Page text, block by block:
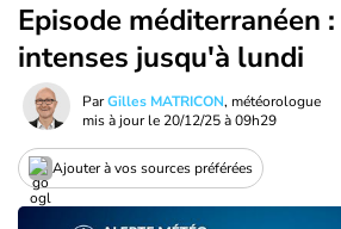
Episode méditerranéen
intenses jusqu'à lundi
ParGilles MATRICON, météorologue
mis à jour le 20/12/25 à 09h29
Ajouter à vos sources préférées